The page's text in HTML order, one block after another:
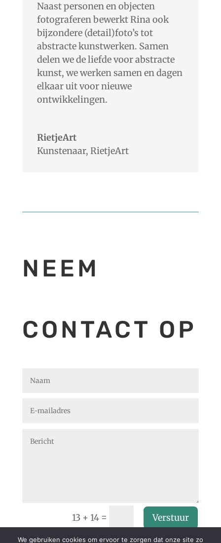
Naast personen en objecten
fotograferen bewerkt Rina ook
bijzondere (detail)foto’s tot
abstracte kunstwerken. Samen
delen we de liefde voor abstracte
kunst, we werken samen en dagen
elkaar uit voor nieuwe
ontwikkelingen.
RietjeArt
Kunstenaar, RietjeArt
NEEM
CONTACT OP
13 + 14 = Verstuur
We gebruiken cookies om ervoor te zorgen dat onze site zo